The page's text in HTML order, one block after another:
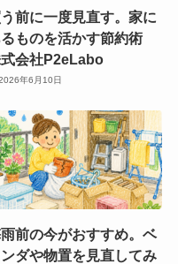
前に一度見直す。家に
ものを活かす節約術
会社P2eLabo
年6月10日
前の今がおすすめ。ベ
ダや物置を見直してみ